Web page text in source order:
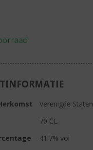
Verenigde Staten
70 CL
41.7% vol